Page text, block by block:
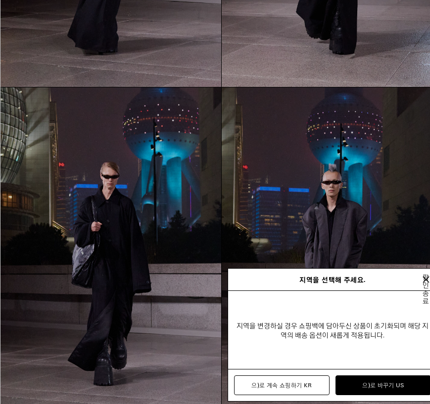
지역을 선택해 주세요.
팝
인
종
료
지역을 변경하실 경우 쇼핑백에 담아두신 상품이 초기화되며 해당 지
역의 배송 옵션이 새롭게 적용됩니다.
으)로 계속 쇼핑하기 KR 으)로 바꾸기 US